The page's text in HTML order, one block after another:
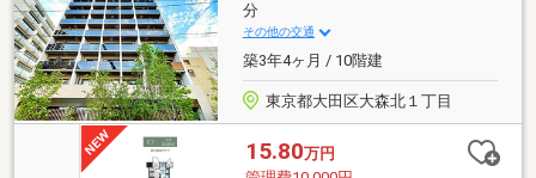
分
その他の交通
築3年4ヶ月 / 10階建
東京都大田区大森北１丁目
15.80万円